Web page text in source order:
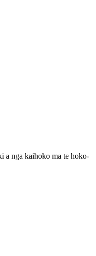
a nga kaihoko ma te hoko-